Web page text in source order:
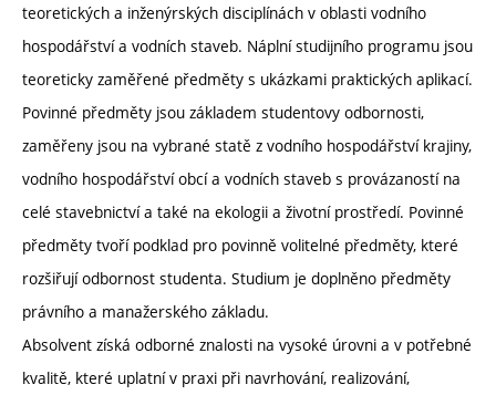
teoretických a inženýrských disciplínách v oblasti vodního
hospodářství a vodních staveb. Náplní studijního programu jsou
teoreticky zaměřené předměty s ukázkami praktických aplikací.
Povinné předměty jsou základem studentovy odbornosti,
zaměřeny jsou na vybrané statě z vodního hospodářství krajiny,
vodního hospodářství obcí a vodních staveb s provázaností na
celé stavebnictví a také na ekologii a životní prostředí. Povinné
předměty tvoří podklad pro povinně volitelné předměty, které
rozšiřují odbornost studenta. Studium je doplněno předměty
právního a manažerského základu.
Absolvent získá odborné znalosti na vysoké úrovni a v potřebné
kvalitě, které uplatní v praxi při navrhování, realizování,